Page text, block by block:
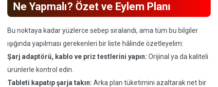
Ne Yapmalı? Özet ve Eylem Planı
Bu noktaya kadar yüzlerce sebep sıralandı, ama tüm bu bilgiler
ışığında yapılması gerekenleri bir liste hâlinde özetleyelim:
Şarj adaptörü, kablo ve priz testlerini yapın: Orijinal ya da kaliteli
ürünlerle kontrol edin.
Tableti kapatıp şarja takın: Arka plan tüketimini azaltarak net bir